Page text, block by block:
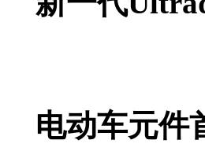
电动车元件